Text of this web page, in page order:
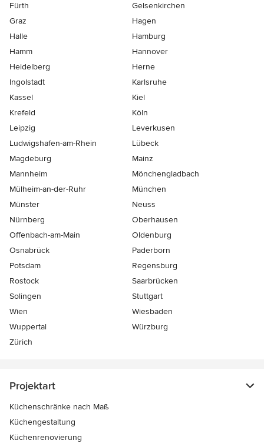
Fürth
Gelsenkirchen
Graz
Hagen
Halle
Hamburg
Hamm
Hannover
Heidelberg
Herne
Ingolstadt
Karlsruhe
Kassel
Kiel
Krefeld
Köln
Leipzig
Leverkusen
Ludwigshafen-am-Rhein
Lübeck
Magdeburg
Mainz
Mannheim
Mönchen­gladbach
Mülheim-an-der-Ruhr
München
Münster
Neuss
Nürnberg
Oberhausen
Offenbach-am-Main
Oldenburg
Osnabrück
Paderborn
Potsdam
Regensburg
Rostock
Saarbrücken
Solingen
Stuttgart
Wien
Wiesbaden
Wuppertal
Würzburg
Zürich
Projektart
Küchenschränke nach Maß
Küchengestaltung
Küchenrenovierung